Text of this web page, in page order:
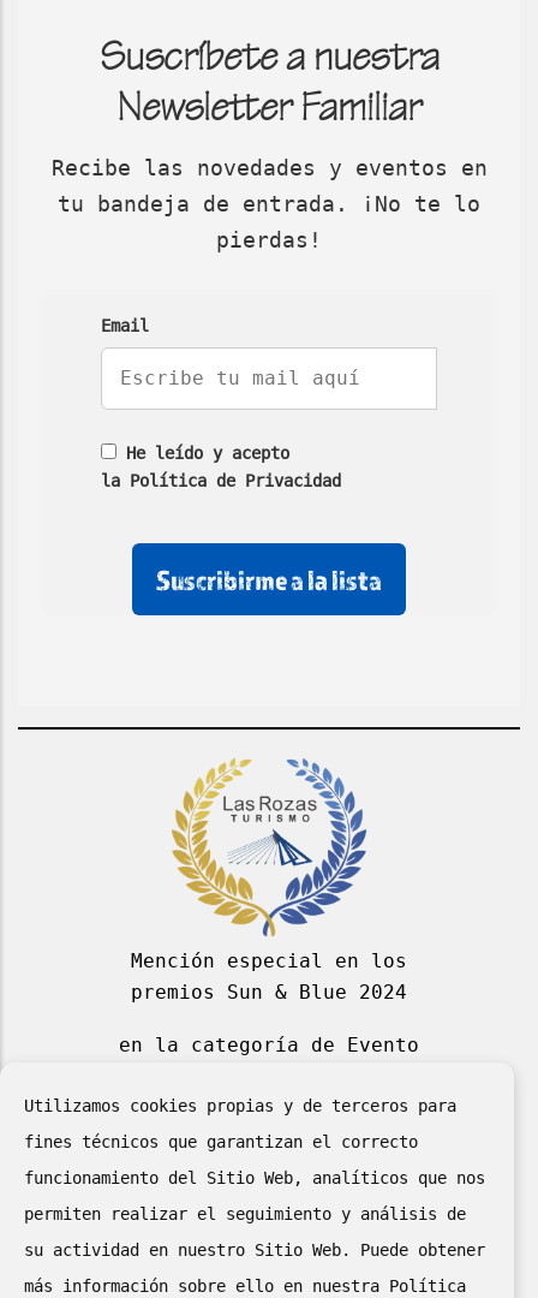
Suscríbete a nuestra
Newsletter Familiar
Recibe las novedades y eventos en
tu bandeja de entrada. ¡No te lo
pierdas!
Email
He leído y acepto
la Política de Privacidad
rellenar
campo
rellenar
campo
casilla
Mención especial en los
premios Sun & Blue 2024
en la categoría de Evento
Utilizamos cookies propias y de terceros para
fines técnicos que garantizan el correcto
funcionamiento del Sitio Web, analíticos que nos
permiten realizar el seguimiento y análisis de
su actividad en nuestro Sitio Web. Puede obtener
más información sobre ello en nuestra Política